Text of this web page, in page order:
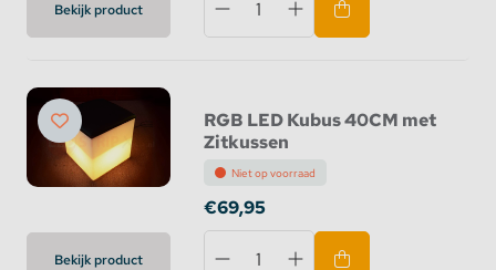
Bekijk product
Bekijk product
RGB LED Kubus 40CM met
Zitkussen
Niet op voorraad
€69,95